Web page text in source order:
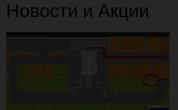
Новости и Акции